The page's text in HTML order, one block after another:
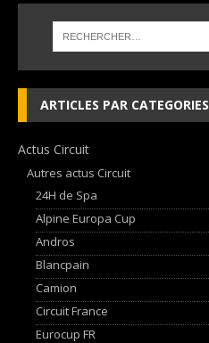
ARTICLES PAR CATEGORIES
Actus Circuit
Autres actus Circuit
24H de Spa
Alpine Europa Cup
Andros
Blancpain
Camion
Circuit France
Eurocup FR